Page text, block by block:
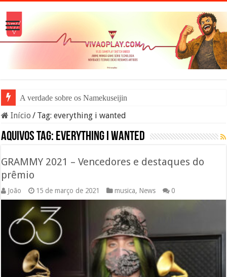
A verdade sobre os Namekuseijins – DRA
Início / Tag:everything i wanted
Aquivos tag: everything i wanted
GRAMMY 2021 – Vencedores e destaques do
prêmio
João 15 de março de 2021 musica, News 0